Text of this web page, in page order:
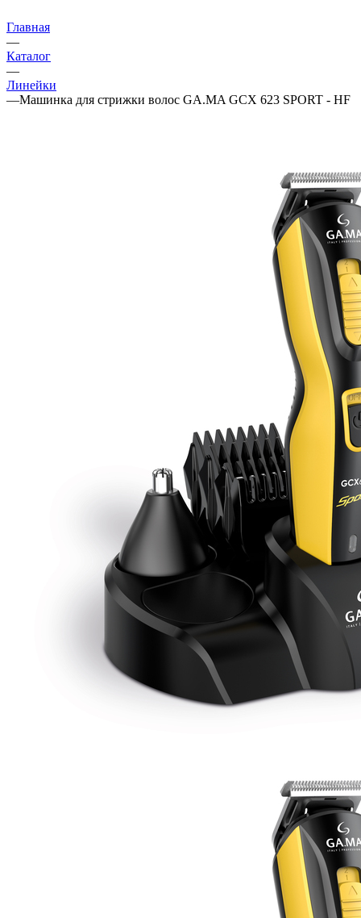
Главная
—
Каталог
—
Линейки
—Машинка для стрижки волос GA.MA GCX 623 SPORT - HF